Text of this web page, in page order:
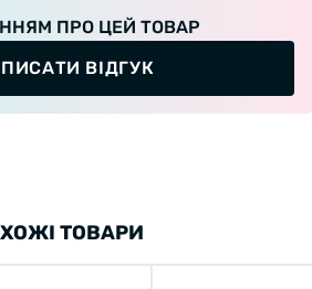
ПРО ЦЕЙ ТОВАР
ВІДГУК
ТОВАРИ